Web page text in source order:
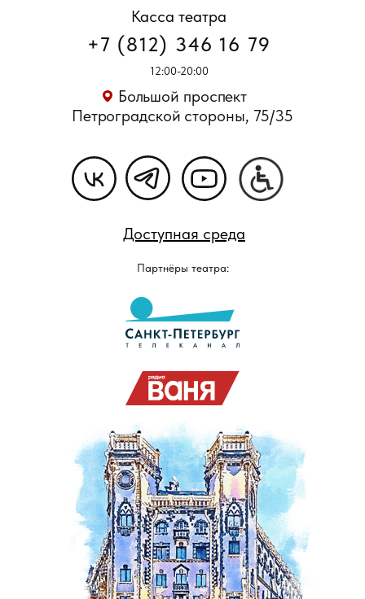
12:00-20:00
+7 (812) 346 16 79
Большой проспект
Петроградской стороны, 75/35
Партнёры театра:
Касса театра
Доступная среда